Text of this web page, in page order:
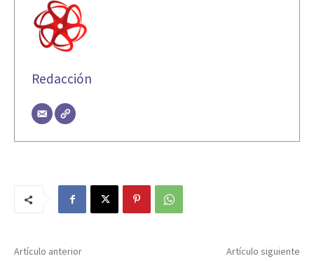
Redacción
Artículo anterior Artículo siguiente